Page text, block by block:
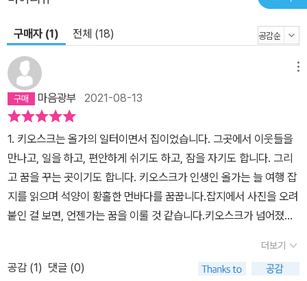
구매자 (1) 전체 (18)
마음광부 2021-08-13
1. 키오스크는 올가의 일터이면서 집이었습니다. 그곳에서 이웃들을
만나고, 일을 하고, 편안하게 쉬기도 하고, 잠을 자기도 합니다. 그리
고 꿈을 꾸는 곳이기도 합니다. 키오스크가 인생인 올가는 늘 여행 잡
지를 읽으며 석양이 황홀한 먼바다를 꿈꿉니다.잡지에서 사진을 오려
붙인 걸 보면, 언젠가는 꿈을 이룰 것 같습니다.키오스크가 넘어졌지
할 만큼 키오스크는 올가에게 아주 중요한 곳입니다.누군가는 벗어나
야 할 현실이라고 할 수도 있지만, 올가에게는 삶의 터전입니다.올가
더보기
공감 (1) 댓글 (0)